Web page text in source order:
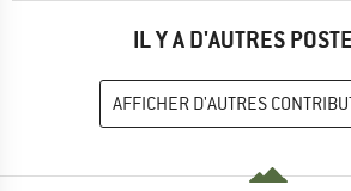
IL Y A D'AUTRES
AFFICHER D'AUTRES